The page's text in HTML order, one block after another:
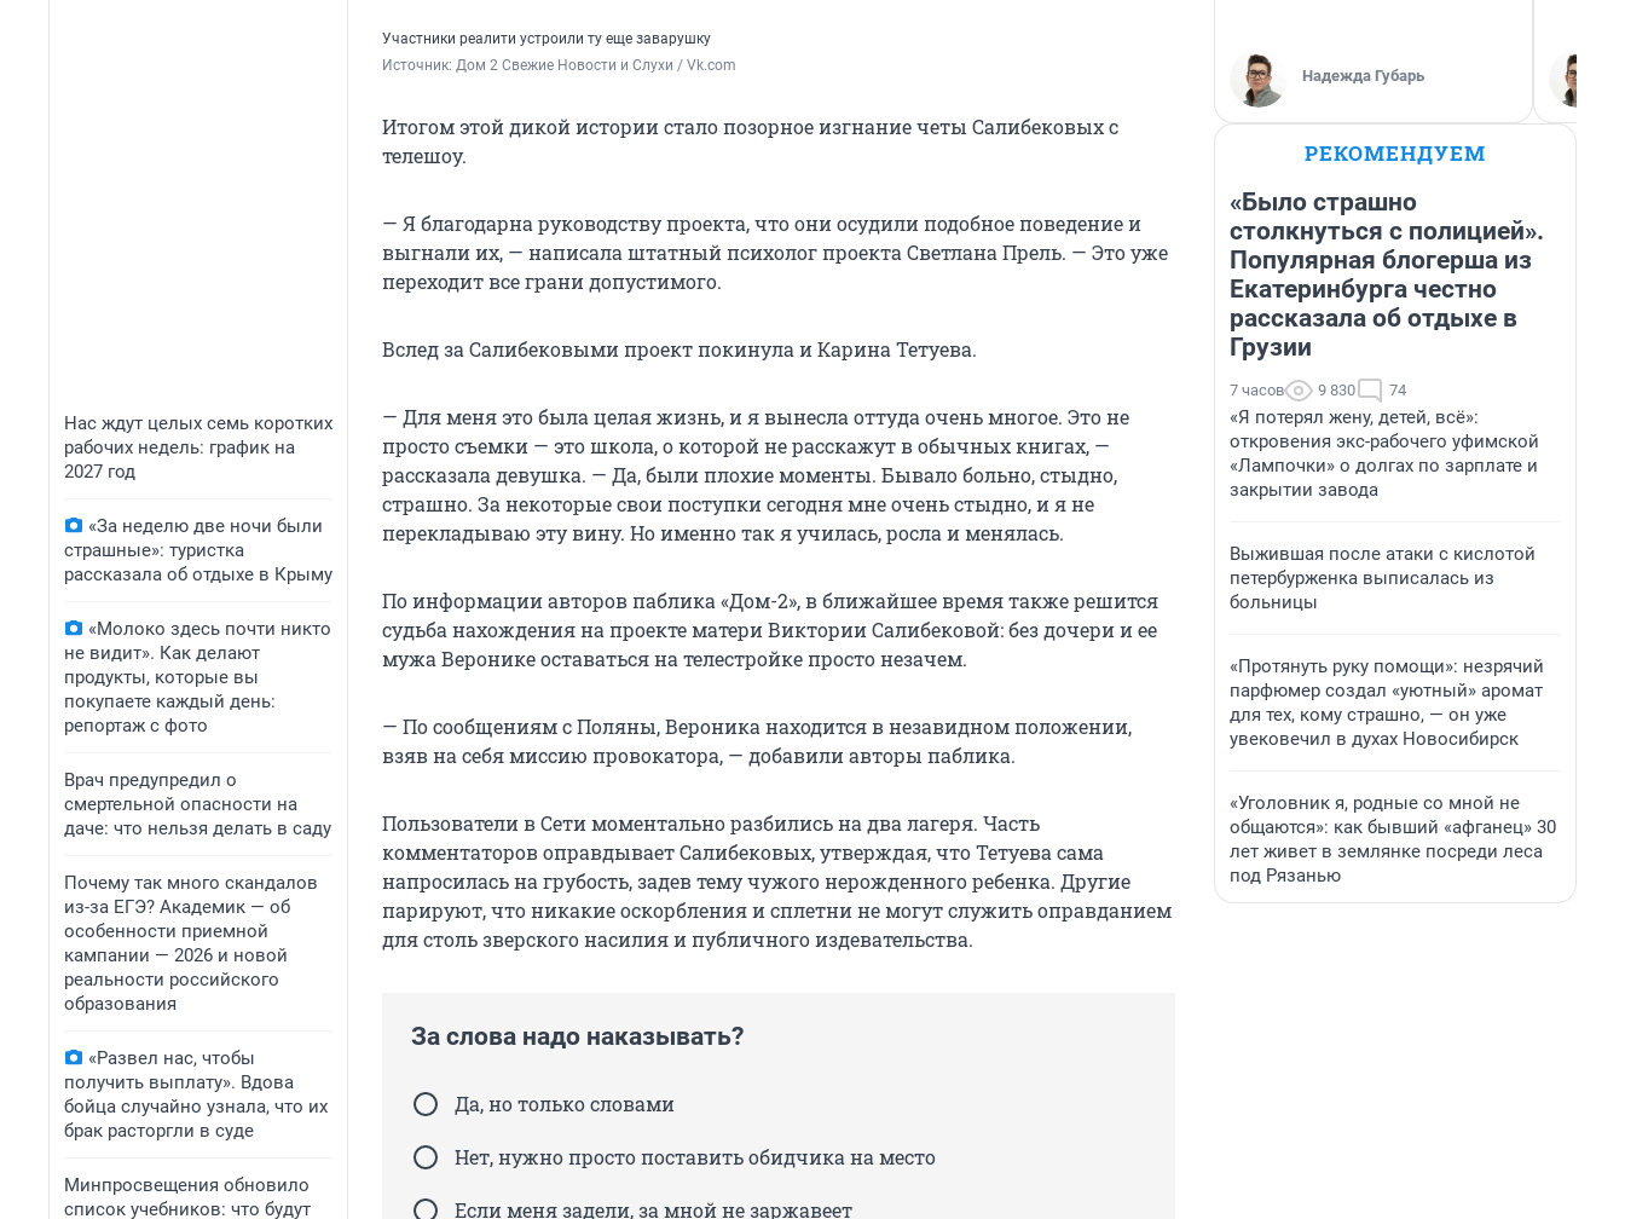
Нас ждут целых семь коротких
рабочих недель: график на
2027 год
«За неделю две ночи были
страшные»: туристка
рассказала об отдыхе в Крыму
«Молоко здесь почти никто
не видит». Как делают
продукты, которые вы
покупаете каждый день:
репортаж с фото
Врач предупредил о
смертельной опасности на
даче: что нельзя делать в саду
Почему так много скандалов
из-за ЕГЭ? Академик — об
особенности приемной
кампании — 2026 и новой
реальности российского
образования
«Развел нас, чтобы
получить выплату». Вдова
бойца случайно узнала, что их
брак расторгли в суде
Минпросвещения обновило
список учебников: что будут
Участники реалити устроили ту еще заварушку
Источник: Дом 2 Свежие Новости и Слухи / Vk.com
Итогом этой дикой истории стало позорное изгнание четы Салибековых с
телешоу.
— Я благодарна руководству проекта, что они осудили подобное поведение и
выгнали их, — написала штатный психолог проекта Светлана Прель. — Это уже
переходит все грани допустимого.
Вслед за Салибековыми проект покинула и Карина Тетуева.
— Для меня это была целая жизнь, и я вынесла оттуда очень многое. Это не
просто съемки — это школа, о которой не расскажут в обычных книгах, —
рассказала девушка. — Да, были плохие моменты. Бывало больно, стыдно,
страшно. За некоторые свои поступки сегодня мне очень стыдно, и я не
перекладываю эту вину. Но именно так я училась, росла и менялась.
По информации авторов паблика «Дом-2», в ближайшее время также решится
судьба нахождения на проекте матери Виктории Салибековой: без дочери и ее
мужа Веронике оставаться на телестройке просто незачем.
— По сообщениям с Поляны, Вероника находится в незавидном положении,
взяв на себя миссию провокатора, — добавили авторы паблика.
Пользователи в Сети моментально разбились на два лагеря. Часть
комментаторов оправдывает Салибековых, утверждая, что Тетуева сама
напросилась на грубость, задев тему чужого нерожденного ребенка. Другие
парируют, что никакие оскорбления и сплетни не могут служить оправданием
для столь зверского насилия и публичного издевательства.
За слова надо наказывать?
Да, но только словами
Нет, нужно просто поставить обидчика на место
Если меня задели, за мной не заржавеет
Надежда Губарь
РЕКОМЕНДУЕМ
«Было страшно
столкнуться с полицией».
Популярная блогерша из
Екатеринбурга честно
рассказала об отдыхе в
Грузии
7 часов 9 830 74
«Я потерял жену, детей, всё»:
откровения экс-рабочего уфимской
«Лампочки» о долгах по зарплате и
закрытии завода
Выжившая после атаки с кислотой
петербурженка выписалась из
больницы
«Протянуть руку помощи»: незрячий
парфюмер создал «уютный» аромат
для тех, кому страшно, — он уже
увековечил в духах Новосибирск
«Уголовник я, родные со мной не
общаются»: как бывший «афганец» 30
лет живет в землянке посреди леса
под Рязанью